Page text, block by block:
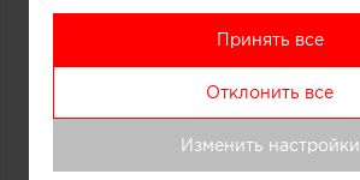
Принять все
Отклонить все
Изменить настройки